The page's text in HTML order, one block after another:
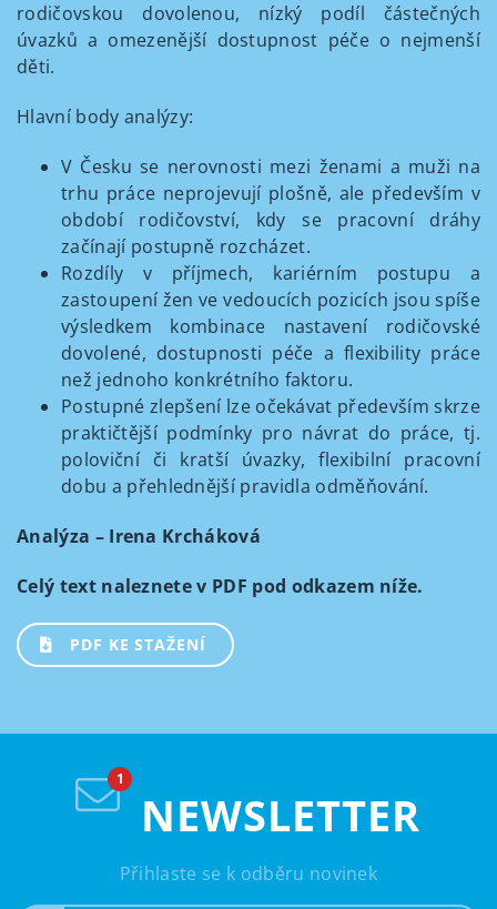
rodičovskou dovolenou, nízký podíl částečných
úvazků a omezenější dostupnost péče o nejmenší
děti.
Hlavní body analýzy:
V Česku se nerovnosti mezi ženami a muži na
trhu práce neprojevují plošně, ale především v
období rodičovství, kdy se pracovní dráhy
začínají postupně rozcházet.
Rozdíly v příjmech, kariérním postupu a
zastoupení žen ve vedoucích pozicích jsou spíše
výsledkem kombinace nastavení rodičovské
dovolené, dostupnosti péče a flexibility práce
než jednoho konkrétního faktoru.
Postupné zlepšení lze očekávat především skrze
praktičtější podmínky pro návrat do práce, tj.
poloviční či kratší úvazky, flexibilní pracovní
dobu a přehlednější pravidla odměňování.
Analýza – Irena Krcháková
Celý text naleznete v PDF pod odkazem níže.
PDF KE STAŽENÍ
NEWSLETTER
Přihlaste se k odběru novinek